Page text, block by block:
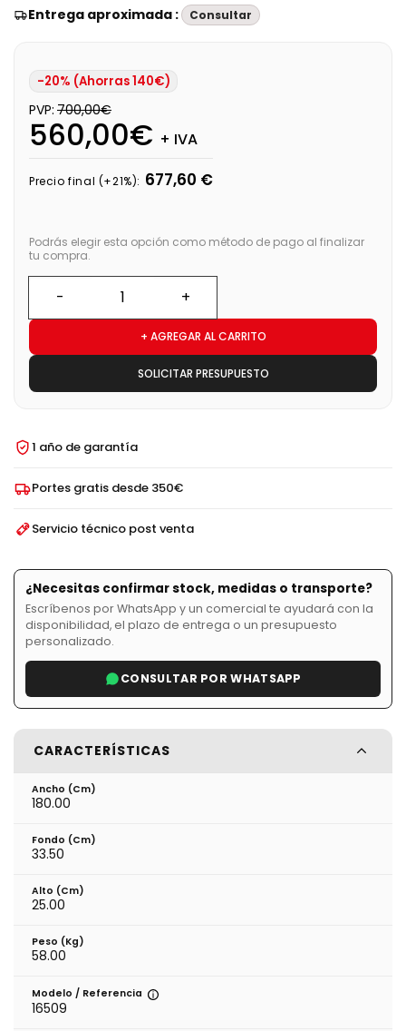
Entrega aproximada :
Consultar
-20% (Ahorras 140€)
PVP: 700,00€
560,00€ + IVA
Precio final (+21%): 677,60 €
Podrás elegir esta opción como método de pago al finalizar
tu compra.
+ AGREGAR AL CARRITO
SOLICITAR PRESUPUESTO
1 año de garantía
Portes gratis desde 350€
Servicio técnico post venta
¿Necesitas confirmar stock, medidas o transporte?
Escríbenos por WhatsApp y un comercial te ayudará con la
disponibilidad, el plazo de entrega o un presupuesto
personalizado.
CONSULTAR POR WHATSAPP
CARACTERÍSTICAS
Ancho (cm)
180.00
Fondo (cm)
33.50
Alto (cm)
25.00
Peso (kg)
58.00
Modelo / Referencia
16509